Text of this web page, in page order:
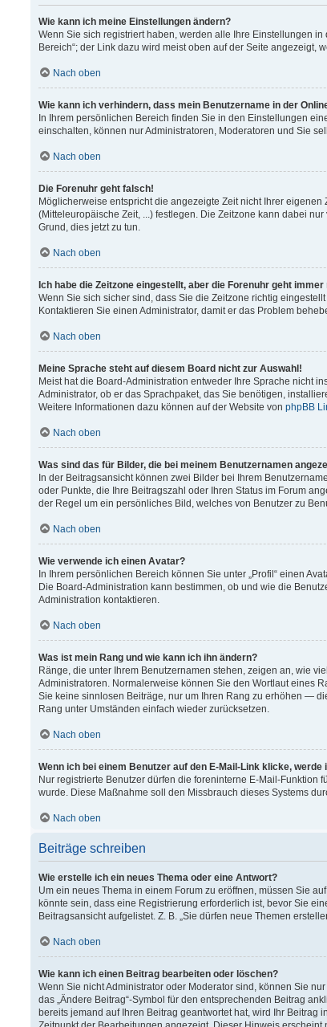
Wie kann ich meine Einstellungen ändern?
Wenn Sie sich registriert haben, werden alle Ihre Einstellungen
Bereich“; der Link dazu wird meist oben auf der Seite
Nach oben
Wie kann ich verhindern, dass mein Benutzername in der
In Ihrem persönlichen Bereich finden Sie in den Einstellungen
einschalten, können nur Administratoren, Moderatoren und Sie
Nach oben
Die Forenuhr geht falsch!
Möglicherweise entspricht die angezeigte Zeit nicht Ihrer
(Mitteleuropäische Zeit, ...) festlegen. Die Zeitzone kann dabei
Grund, dies jetzt zu tun.
Nach oben
Ich habe die Zeitzone eingestellt, aber die Forenuhr geht
Wenn Sie sich sicher sind, dass Sie die Zeitzone richtig
Kontaktieren Sie einen Administrator, damit er das Problem
Nach oben
Meine Sprache steht auf diesem Board nicht zur Auswahl!
Meist hat die Board-Administration entweder Ihre Sprache nicht
Administrator, ob er das Sprachpaket, das Sie benötigen,
Weitere Informationen dazu können auf der Website von phpBB
Nach oben
Was sind das für Bilder, die bei meinem Benutzernamen
In der Beitragsansicht können zwei Bilder bei Ihrem
oder Punkte, die Ihre Beitragszahl oder Ihren Status im Forum
der Regel um ein persönliches Bild, welches von Benutzer zu
Nach oben
Wie verwende ich einen Avatar?
In Ihrem persönlichen Bereich können Sie unter „Profil“ einen
Die Board-Administration kann bestimmen, ob und wie die
Administration kontaktieren.
Nach oben
Was ist mein Rang und wie kann ich ihn ändern?
Ränge, die unter Ihrem Benutzernamen stehen, zeigen an, wie
Administratoren. Normalerweise können Sie den Wortlaut eines
Sie keine sinnlosen Beiträge, nur um Ihren Rang zu erhöhen —
Rang unter Umständen einfach wieder zurücksetzen.
Nach oben
Wenn ich bei einem Benutzer auf den E-Mail-Link klicke,
Nur registrierte Benutzer dürfen die foreninterne E-Mail-
wurde. Diese Maßnahme soll den Missbrauch dieses Systems
Nach oben
Beiträge schreiben
Wie erstelle ich ein neues Thema oder eine Antwort?
Um ein neues Thema in einem Forum zu eröffnen, müssen Sie
könnte sein, dass eine Registrierung erforderlich ist, bevor Sie
Beitragsansicht aufgelistet. Z. B. „Sie dürfen neue Themen
Nach oben
Wie kann ich einen Beitrag bearbeiten oder löschen?
Wenn Sie nicht Administrator oder Moderator sind, können Sie
das „Ändere Beitrag“-Symbol für den entsprechenden Beitrag
bereits jemand auf Ihren Beitrag geantwortet hat, wird Ihr